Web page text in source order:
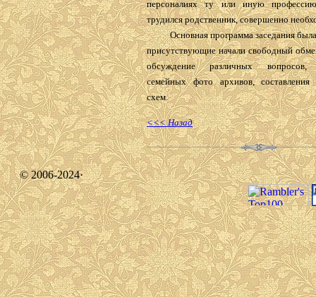
персоналиях ту или иную
трудился родственник, совершенно
Основная программа заседания была
присутствующие начали свободный
обсуждение различных вопросов,
семейных фото архивов, составления
схем.
<<< Назад
© 2006-2024·